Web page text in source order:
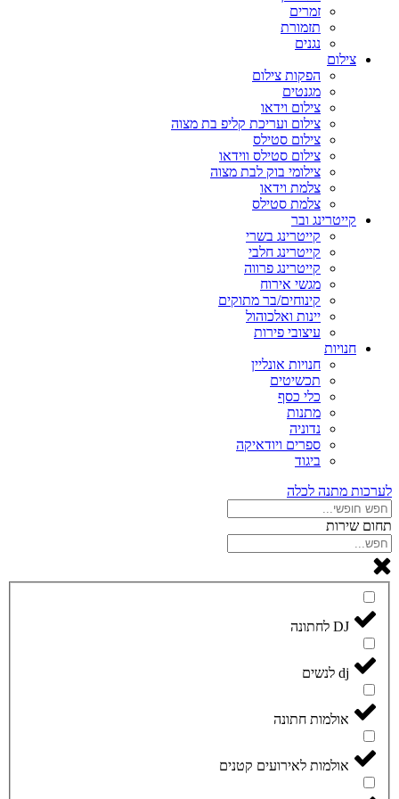
זמרים
תזמורת
נגנים
צילום
הפקות צילום
מגנטים
צילום וידאו
צילום ועריכת קליפ בת מצוה
צילום סטילס
צילום סטילס ווידאו
צילומי בוק לבת מצוה
צלמת וידאו
צלמת סטילס
קייטרינג ובר
קייטרינג בשרי
קייטרינג חלבי
קייטרינג פרווה
מגשי אירוח
קינוחים/בר מתוקים
יינות ואלכוהול
עיצובי פירות
חנויות
חנויות אונליין
תכשיטים
כלי כסף
מתנות
נדוניה
ספרים ויודאיקה
ביגוד
לערכות מתנה לכלה
תחום שירות
DJ לחתונה
dj לנשים
אולמות חתונה
אולמות לאירועים קטנים